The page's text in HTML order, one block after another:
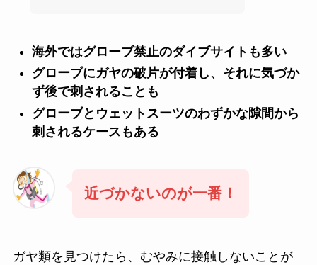
海外ではグローブ禁止のダイブサイトも多い
グローブにガヤの破片が付着し、それに気づか
ず後で刺されることも
グローブとウェットスーツのわずかな隙間から
刺されるケースもある
近づかないのが一番！
ガヤ類を見つけたら、むやみに接触しないことが